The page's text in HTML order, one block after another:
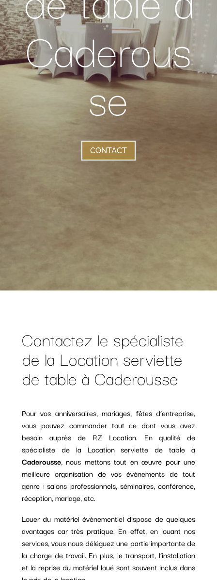
Caderous
se
CONTACT
Contactez le spécialiste
de la Location serviette
de table à Caderousse
Pour vos anniversaires, mariages, fêtes d’entreprise,
vous pouvez commander tout ce dont vous avez
besoin auprès de RZ Location. En qualité de
spécialiste de la Location serviette de table à
Caderousse, nous mettons tout en œuvre pour une
meilleure organisation de vos évènements de tout
genre : salons professionnels, séminaires, conférence,
réception, mariage, etc.
Louer du matériel évènementiel dispose de quelques
avantages car très pratique. En effet, en louant nos
services, vous nous déléguez une partie importante de
la charge de travail. En plus, le transport, l’installation
et la reprise du matériel loué sont souvent inclus dans